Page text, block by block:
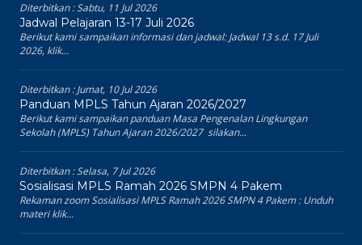
Diterbitkan :Sabtu, 11 Jul 2026
Jadwal Pelajaran 13-17 Juli 2026
Berikut kami sampaikan informasi dan jadwal: Jadwal 13 s.d. 17 Juli
2026, klik...
Diterbitkan :Jumat, 10 Jul 2026
Panduan MPLS Tahun Ajaran 2026/2027
Berikut kami sampaikan panduan Masa Pengenalan Lingkungan
Sekolah (MPLS) Tahun Ajaran 2026/2027 silakan...
Diterbitkan :Selasa, 7 Jul 2026
Sosialisasi MPLS Ramah 2026 SMPN 4 Pakem
Rekaman zoom Sosialisasi MPLS Ramah 2026 SMPN 4 Pakem : Unduh
materi klik...